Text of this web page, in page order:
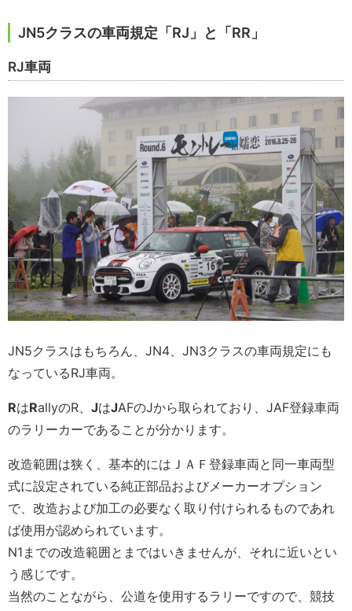
JN5クラスの車両規定「RJ」と「RR」
RJ車両
JN5クラスはもちろん、JN4、JN3クラスの車両規定にも
なっているRJ車両。
RはRallyのR、 JはJAFのJから取られており、JAF登録車両
のラリーカーであることが分かります。
改造範囲は狭く、基本的にはＪＡＦ登録車両と同一車両型
式に設定されている純正部品およびメーカーオプション
で、改造および加工の必要なく取り付けられるものであれ
ば使用が認められています。
N1までの改造範囲とまではいきませんが、それに近いとい
う感じです。
当然のことながら、公道を使用するラリーですので、競技